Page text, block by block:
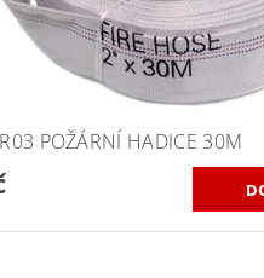
POŽÁRNÍ HADICE 30M